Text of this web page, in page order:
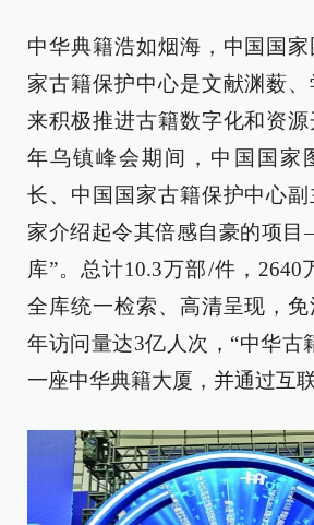
中华典籍浩如烟海，中国国
家古籍保护中心是文献渊薮
来积极推进古籍数字化和资
年乌镇峰会期间，中国国家
长、中国国家古籍保护中心
家介绍起令其倍感自豪的项
库”。总计10.3万部/件，2640
全库统一检索、高清呈现，
年访问量达3亿人次，“中华古
一座中华典籍大厦，并通过互